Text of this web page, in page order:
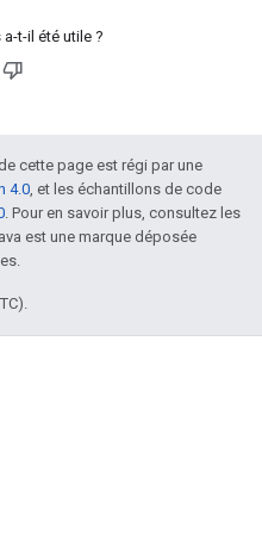
t-il été utile ?
cette page est régi par une
4.0 , et les échantillons de code
. Pour en savoir plus, consultez les
est une marque déposée